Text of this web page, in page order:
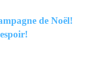
de Noël!